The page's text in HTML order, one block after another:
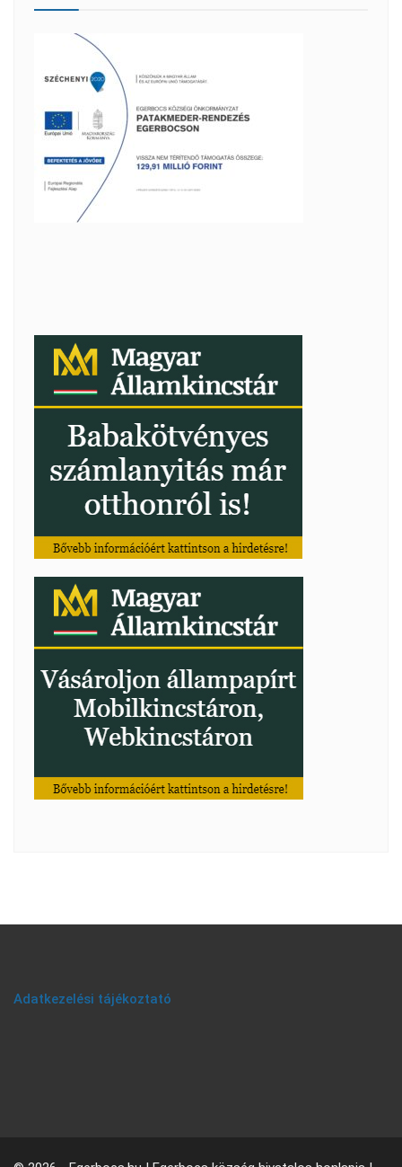
Adatkezelési tájékoztató